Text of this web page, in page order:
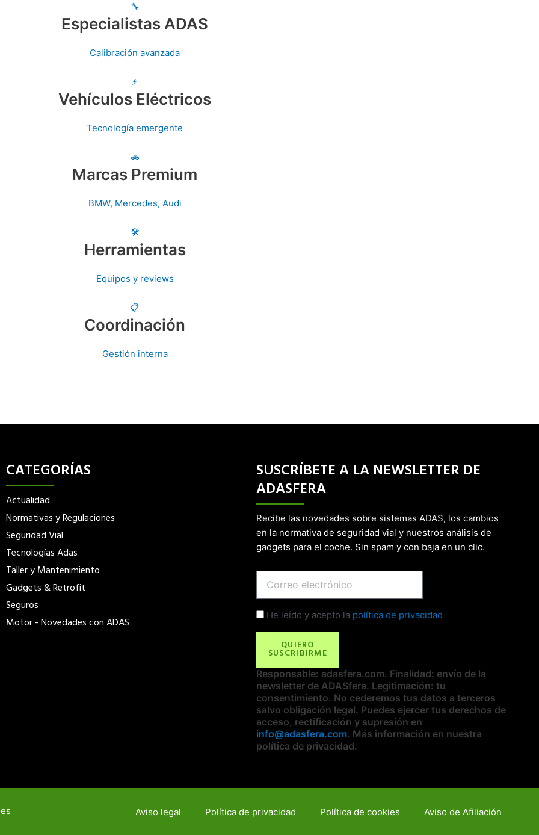
🔧
Especialistas ADAS
Calibración avanzada
⚡
Vehículos Eléctricos
Tecnología emergente
🚗
Marcas Premium
BMW, Mercedes, Audi
🛠️
Herramientas
Equipos y reviews
📋
Coordinación
Gestión interna
CATEGORÍAS
Actualidad
Normativas y Regulaciones
Seguridad Vial
Tecnologías Adas
Taller y Mantenimiento
Gadgets & Retrofit
Seguros
Motor - Novedades con ADAS
SUSCRÍBETE A LA NEWSLETTER DE
ADASFERA
Recibe las novedades sobre sistemas ADAS, los cambios
en la normativa de seguridad vial y nuestros análisis de
gadgets para el coche. Sin spam y con baja en un clic.
Check
He leído y acepto la política de privacidad
QUIERO
SUSCRIBIRME
Responsable: adasfera.com. Finalidad: envío de la
newsletter de ADASfera. Legitimación: tu
consentimiento. No cederemos tus datos a terceros
salvo obligación legal. Puedes ejercer tus derechos de
acceso, rectificación y supresión en
info@adasfera.com. Más información en nuestra
política de privacidad.
Aviso legal Política de privacidad Política de cookies Aviso de Afiliación